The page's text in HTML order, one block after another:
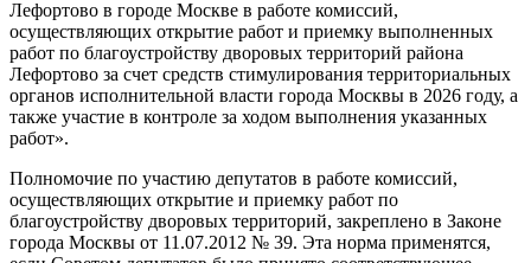
Лефортово в городе Москве в работе комиссий,
осуществляющих открытие работ и приемку выполненных
работ по благоустройству дворовых территорий района
Лефортово за счет средств стимулирования территориальных
органов исполнительной власти города Москвы в 2026 году, а
также участие в контроле за ходом выполнения указанных
работ».
Полномочие по участию депутатов в работе комиссий,
осуществляющих открытие и приемку работ по
благоустройству дворовых территорий, закреплено в Законе
города Москвы от 11.07.2012 № 39. Эта норма применятся,